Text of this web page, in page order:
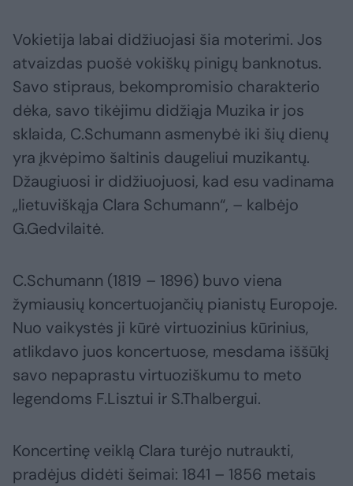
Vokietija labai didžiuojasi šia moterimi. Jos
atvaizdas puošė vokiškų pinigų banknotus.
Savo stipraus, bekompromisio charakterio
dėka, savo tikėjimu didžiąja Muzika ir jos
sklaida, C.Schumann asmenybė iki šių dienų
yra įkvėpimo šaltinis daugeliui muzikantų.
Džaugiuosi ir didžiuojuosi, kad esu vadinama
„lietuviškąja Clara Schumann“, – kalbėjo
G.Gedvilaitė.
C.Schumann (1819 – 1896) buvo viena
žymiausių koncertuojančių pianistų Europoje.
Nuo vaikystės ji kūrė virtuozinius kūrinius,
atlikdavo juos koncertuose, mesdama iššūkį
savo nepaprastu virtuoziškumu to meto
legendoms F.Lisztui ir S.Thalbergui.
Koncertinę veiklą Clara turėjo nutraukti,
pradėjus didėti šeimai: 1841 – 1856 metais